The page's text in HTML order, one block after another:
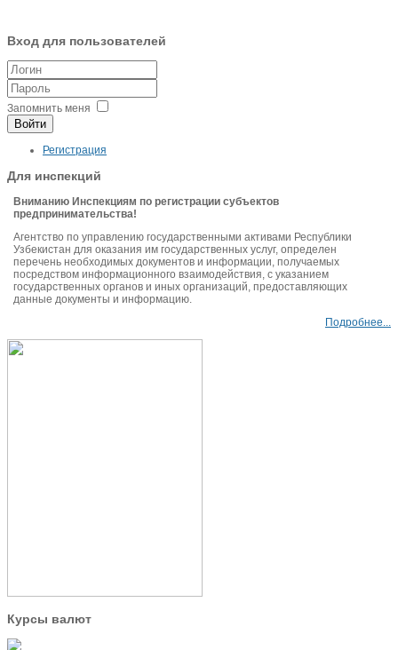
Вход для пользователей
Запомнить меня
Войти
Регистрация
Для инспекций
Вниманию Инспекциям по регистрации субъектов
предпринимательства!
Агентство по управлению государственными активами Республики
Узбекистан для оказания им государственных услуг, определен
перечень необходимых документов и информации, получаемых
посредством информационного взаимодействия, с указанием
государственных органов и иных организаций, предоставляющих
данные документы и информацию.
Подробнее...
Курсы валют